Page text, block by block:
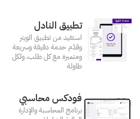
تطبيق النادل
استفيد من تطبيق الويتر
وقدّم خدمة دقيقة وسريعة
ومتميزة مع كل طلب، ولكل
طاولة
فودكس محاسبي
برنامج المحاسبة والإدارة